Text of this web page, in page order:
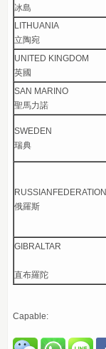
冰島
LITHUANIA
立陶宛
UNITED KINGDOM
英國
SAN MARINO
聖馬力諾
SWEDEN
瑞典
RUSSIANFEDERATION
俄羅斯
GIBRALTAR
直布羅陀
Capable: